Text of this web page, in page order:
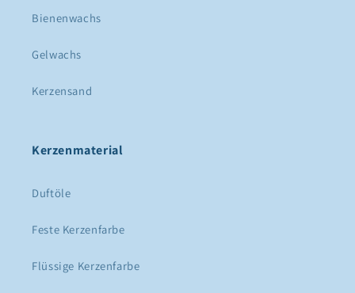
Bienenwachs
Gelwachs
Kerzensand
Kerzenmaterial
Duftöle
Feste Kerzenfarbe
Flüssige Kerzenfarbe